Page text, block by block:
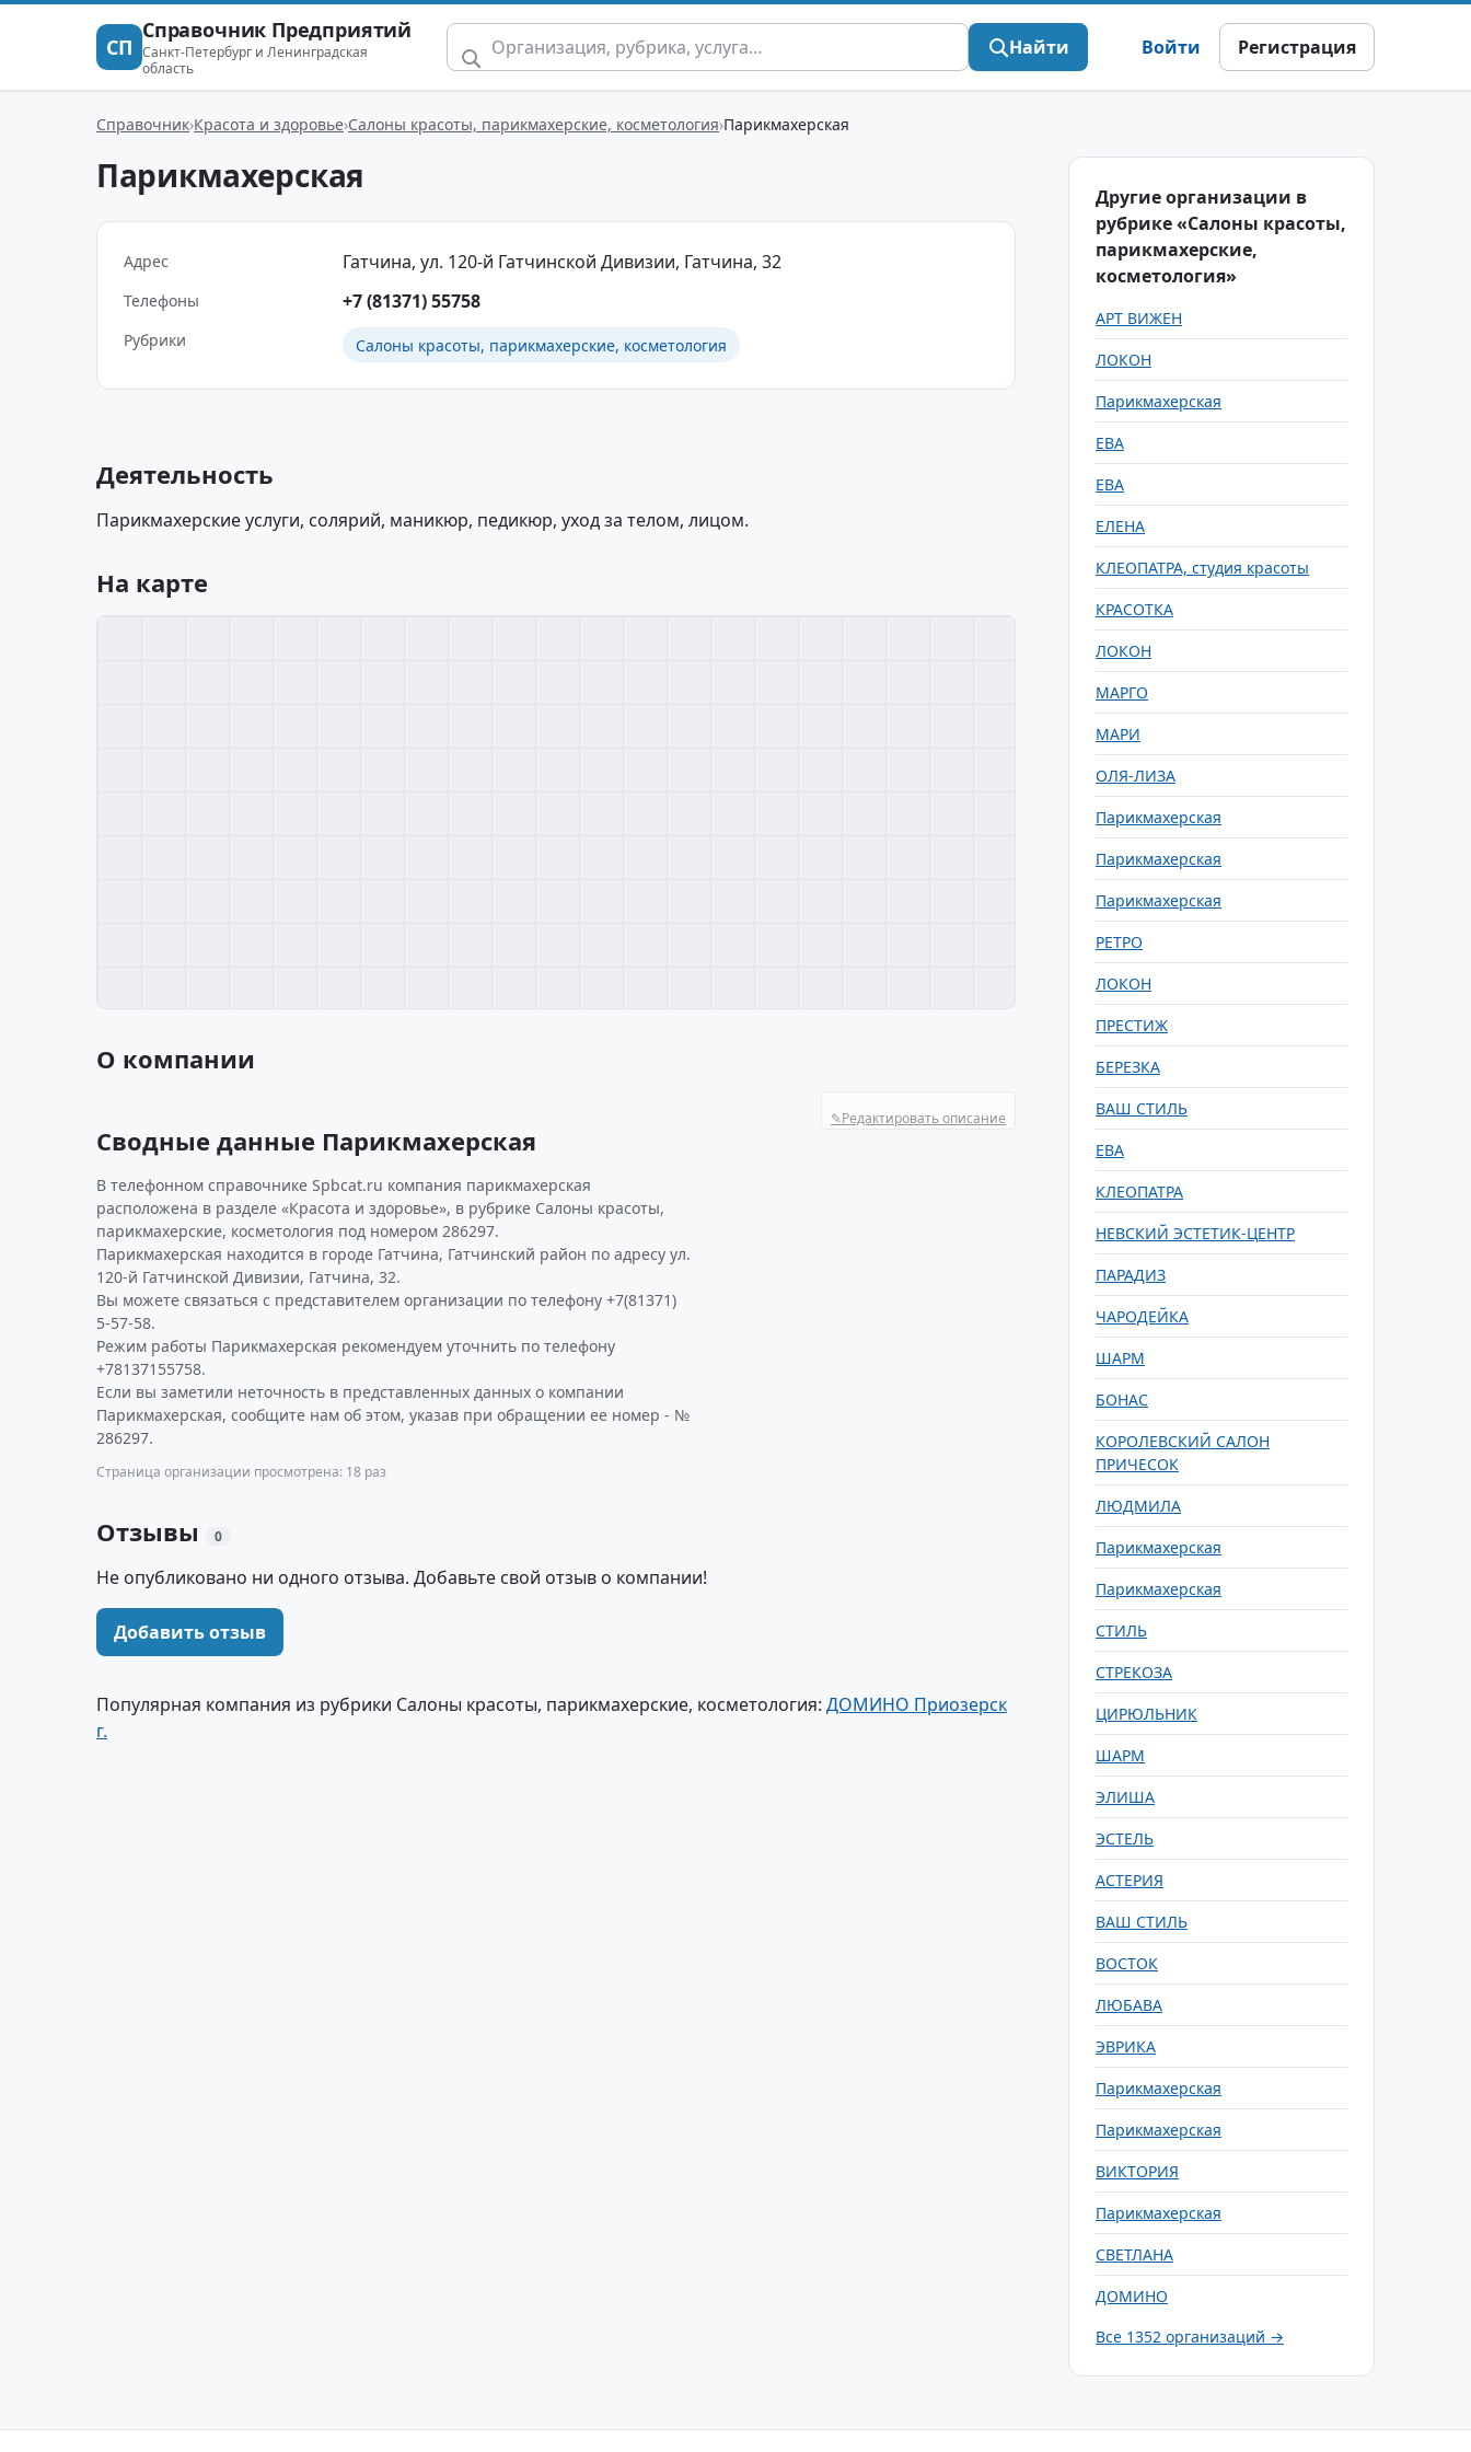
СП
Справочник Предприятий
Санкт-Петербург и Ленинградская
область
Найти Войти Регистрация
Справочник Красота и здоровье Салоны красоты, парикмахерские, косметология Парикмахерская
Парикмахерская
Адрес Гатчина, ул. 120-й Гатчинской Дивизии, Гатчина, 32
Телефоны +7 (81371) 55758
Рубрики Салоны красоты, парикмахерские, косметология
Деятельность
Парикмахерские услуги, солярий, маникюр, педикюр, уход за телом, лицом.
На карте
О компании
✎Редактировать описание
Сводные данные Парикмахерская
В телефонном справочнике Spbcat.ru компания парикмахерская
расположена в разделе «Красота и здоровье», в рубрике Салоны красоты,
парикмахерские, косметология под номером 286297.
Парикмахерская находится в городе Гатчина, Гатчинский район по адресу ул.
120-й Гатчинской Дивизии, Гатчина, 32.
Вы можете связаться с представителем организации по телефону +7(81371)
5-57-58.
Режим работы Парикмахерская рекомендуем уточнить по телефону
+78137155758.
Если вы заметили неточность в представленных данных о компании
Парикмахерская, сообщите нам об этом, указав при обращении ее номер - №
286297.
Страница организации просмотрена: 18 раз
Отзывы 0
Не опубликовано ни одного отзыва. Добавьте свой отзыв о компании!
Добавить отзыв
Популярная компания из рубрики Салоны красоты, парикмахерские, косметология: ДОМИНО Приозерск
г.
Другие организации в
рубрике «Салоны красоты,
парикмахерские,
косметология»
АРТ ВИЖЕН
ЛОКОН
Парикмахерская
ЕВА
ЕВА
ЕЛЕНА
КЛЕОПАТРА, студия красоты
КРАСОТКА
ЛОКОН
МАРГО
МАРИ
ОЛЯ-ЛИЗА
Парикмахерская
Парикмахерская
Парикмахерская
РЕТРО
ЛОКОН
ПРЕСТИЖ
БЕРЕЗКА
ВАШ СТИЛЬ
ЕВА
КЛЕОПАТРА
НЕВСКИЙ ЭСТЕТИК-ЦЕНТР
ПАРАДИЗ
ЧАРОДЕЙКА
ШАРМ
БОНАС
КОРОЛЕВСКИЙ САЛОН
ПРИЧЕСОК
ЛЮДМИЛА
Парикмахерская
Парикмахерская
СТИЛЬ
СТРЕКОЗА
ЦИРЮЛЬНИК
ШАРМ
ЭЛИША
ЭСТЕЛЬ
АСТЕРИЯ
ВАШ СТИЛЬ
ВОСТОК
ЛЮБАВА
ЭВРИКА
Парикмахерская
Парикмахерская
ВИКТОРИЯ
Парикмахерская
СВЕТЛАНА
ДОМИНО
Все 1352 организаций →